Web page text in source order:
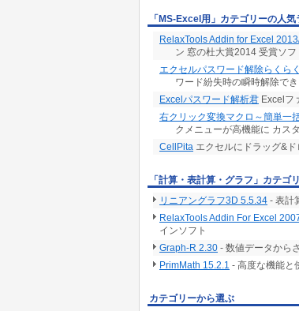
「MS-Excel用」カテゴリーの人
RelaxTools Addin for Excel
ン 窓の杜大賞2014 受賞ソフ
エクセルパスワード解除らくら
ワード紛失時の瞬時解除で
Excelパスワード解析君 Excelフ
右クリック変換マクロ～簡単一
クメニューが高機能に カス
CellPita エクセルにドラッグ&
「計算・表計算・グラフ」カテゴ
リニアングラフ3D 5.5.34 - 表計
RelaxTools Addin For Excel
インソフト
Graph-R 2.30 - 数値データから
PrimMath 15.2.1 - 高度な機能と
カテゴリーから選ぶ